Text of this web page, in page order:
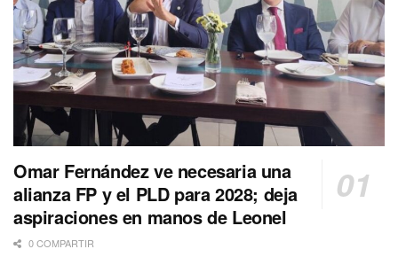
Omar Fernández ve necesaria una
alianza FP y el PLD para 2028; deja
aspiraciones en manos de Leonel
0 COMPARTIR